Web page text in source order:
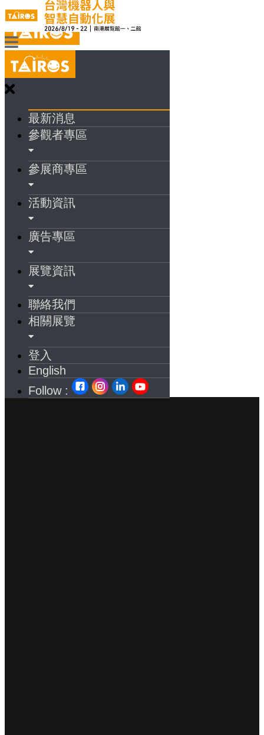
最新消息
參觀者專區
參展商專區
活動資訊
廣告專區
展覽資訊
聯絡我們
相關展覽
登入
English
Follow :